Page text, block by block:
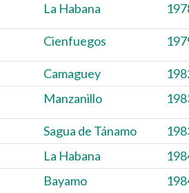
La Habana
Cienfuegos
Camaguey
Manzanillo
Sagua de Tánamo
La Habana
Bayamo